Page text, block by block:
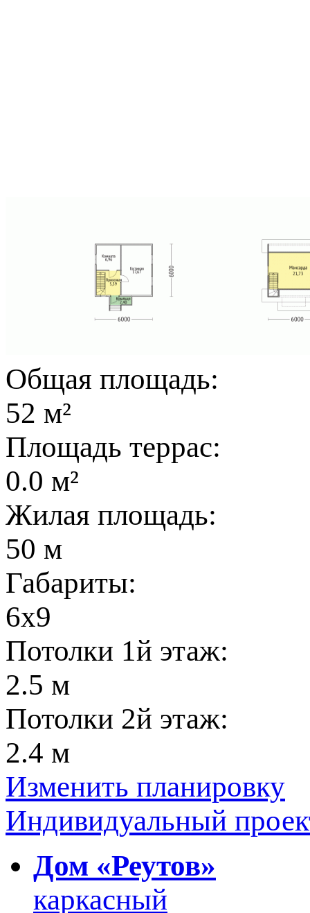
Общая площадь:
52 м²
Площадь террас:
0.0 м²
Жилая площадь:
50 м
Габариты:
6х9
Потолки 1й этаж:
2.5 м
Потолки 2й этаж:
2.4 м
Изменить планировку
Индивидуальный
Дом «Реутов»
каркасный